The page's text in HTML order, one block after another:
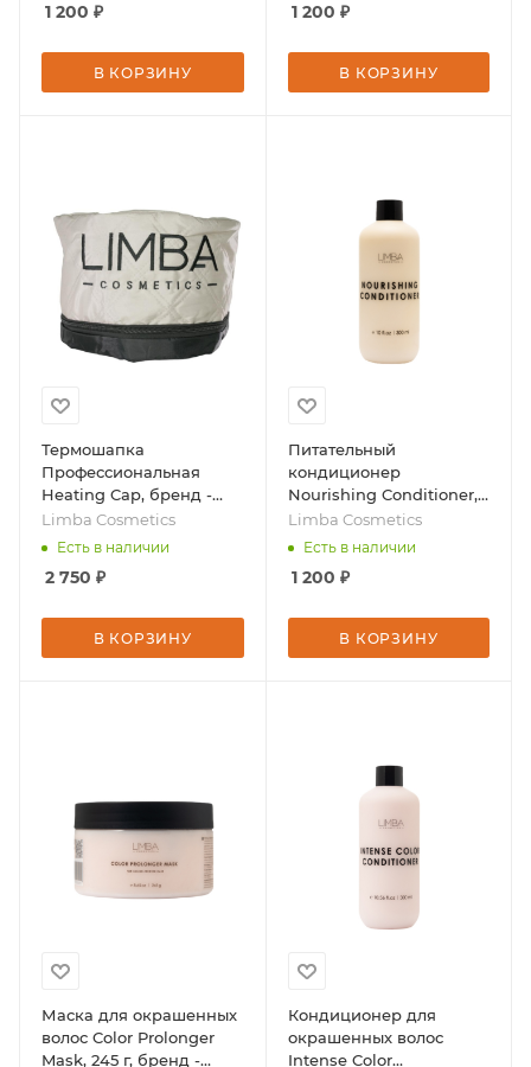
Cosmetics
1 200 ₽
В КОРЗИНУ
1 200 ₽
В КОРЗИНУ
Термошапка
Профессиональная
Heating Cap, бренд -
Limba Cosmetics
Limba Cosmetics
Есть в наличии
2 750 ₽
В КОРЗИНУ
Питательный
кондиционер
Nourishing Conditioner,
300 мл, бренд - Limba
Cosmetics
Limba Cosmetics
Есть в наличии
1 200 ₽
В КОРЗИНУ
Маска для окрашенных
волос Color Prolonger
Mask, 245 г, бренд -
Кондиционер для
окрашенных волос
Intense Color